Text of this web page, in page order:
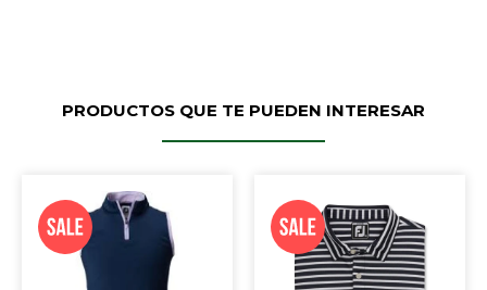
PRODUCTOS QUE TE PUEDEN INTERESAR